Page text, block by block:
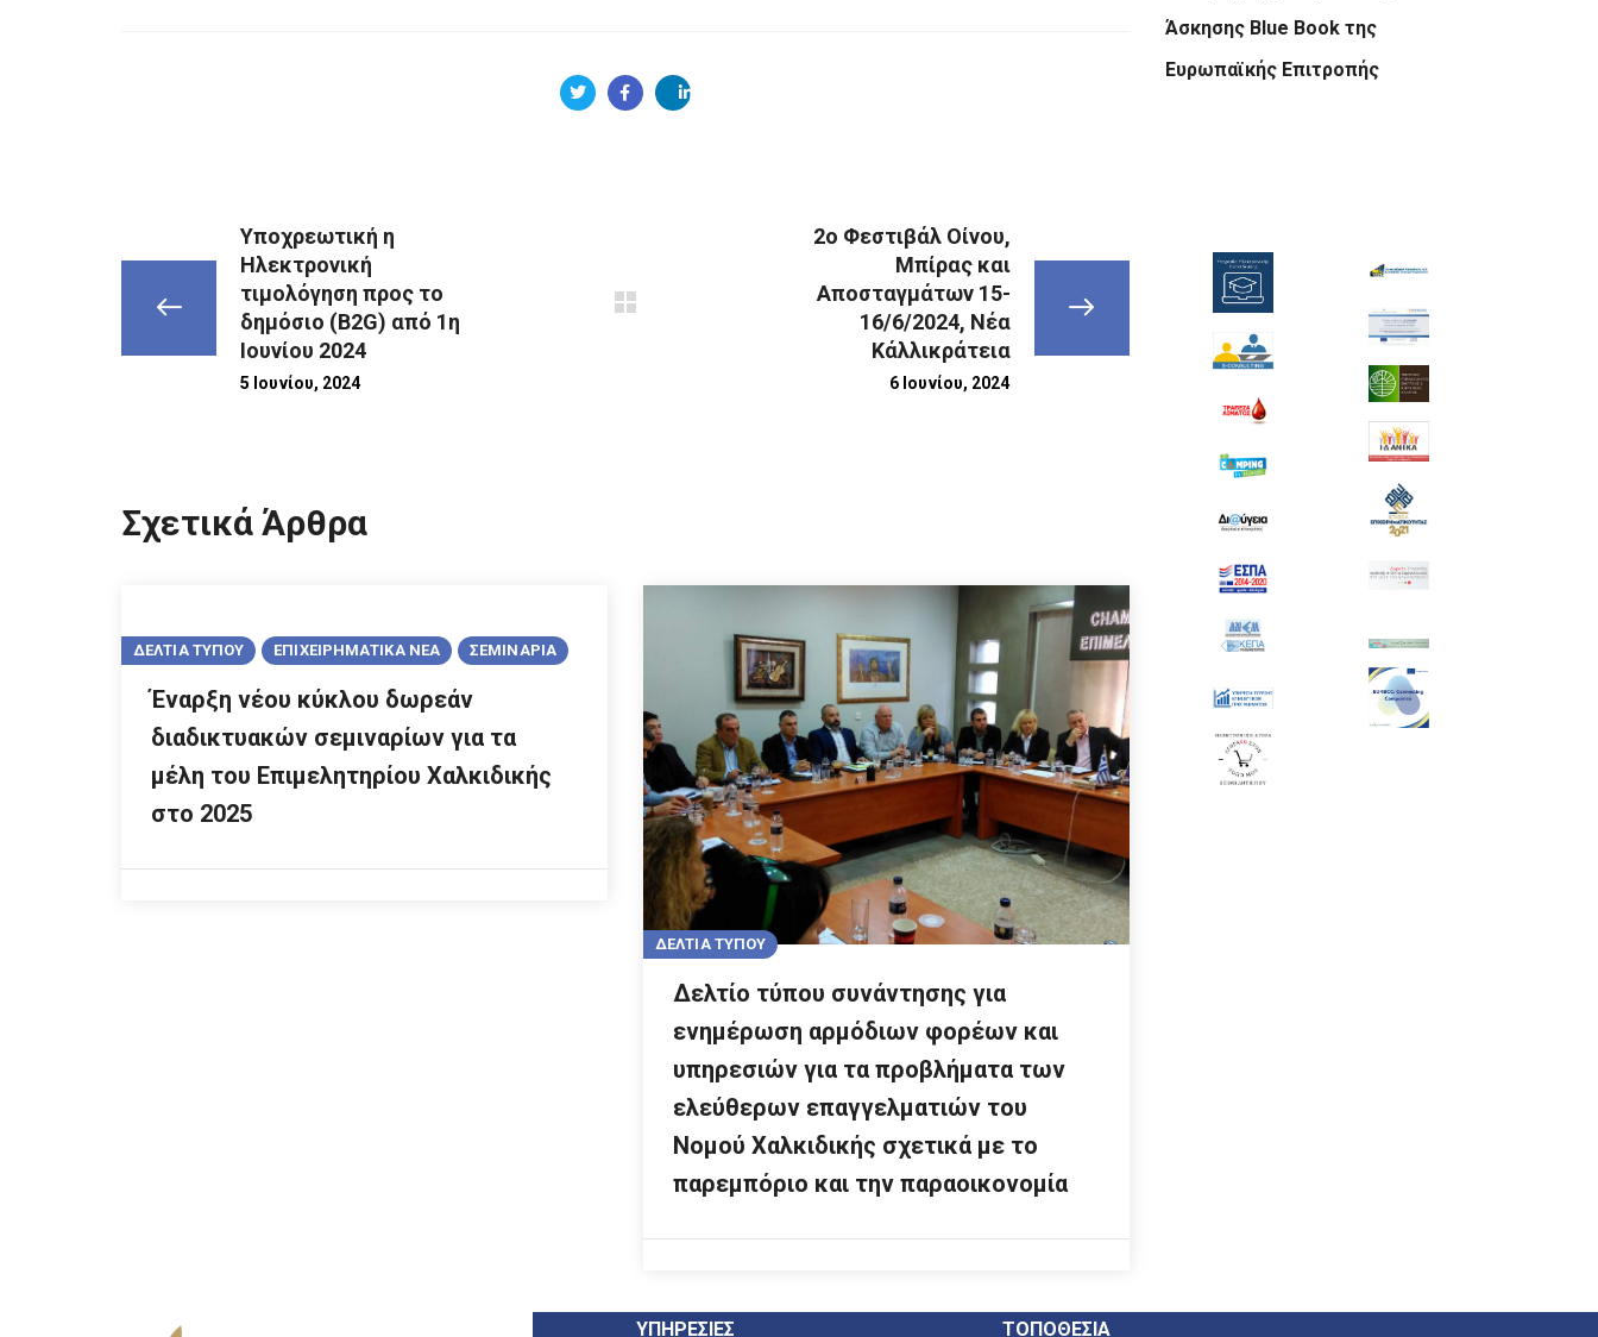
Υποχρεωτική η
Ηλεκτρονική
τιμολόγηση προς το
δημόσιο (B2G) από 1η
Ιουνίου 2024
5 Ιουνίου, 2024
2ο Φεστιβάλ Οίνου,
Μπίρας και
Αποσταγμάτων 15-
16/6/2024, Νέα
Κάλλικράτεια
6 Ιουνίου, 2024
Σχετικά Άρθρα
ΔΕΛΤΙΑ ΤΥΠΟΥ ΕΠΙΧΕΙΡΗΜΑΤΙΚΑ ΝΕΑ ΣΕΜΙΝΑΡΙΑ
Έναρξη νέου κύκλου δωρεάν
διαδικτυακών σεμιναρίων για τα
μέλη του Επιμελητηρίου Χαλκιδικής
στο 2025
ΔΕΛΤΙΑ ΤΥΠΟΥ
Δελτίο τύπου συνάντησης για
ενημέρωση αρμόδιων φορέων και
υπηρεσιών για τα προβλήματα των
ελεύθερων επαγγελματιών του
Νομού Χαλκιδικής σχετικά με το
παρεμπόριο και την παραοικονομία
Άσκησης Blue Book της
Ευρωπαϊκής Επιτροπής
ΥΠΗΡΕΣΙΕΣ ΤΟΠΟΘΕΣΙΑ